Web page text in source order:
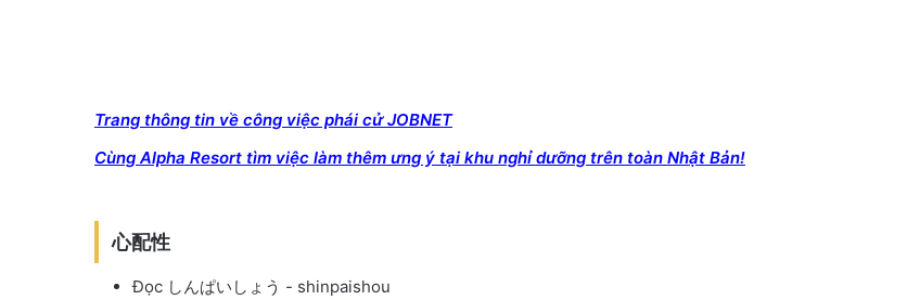
Trang thông tin về công việc phái cử JOBNET
Cùng Alpha Resort tìm việc làm thêm ưng ý tại khu nghỉ dưỡng trên toàn Nhật Bản!
心配性
Đọc しんぱいしょう - shinpaishou